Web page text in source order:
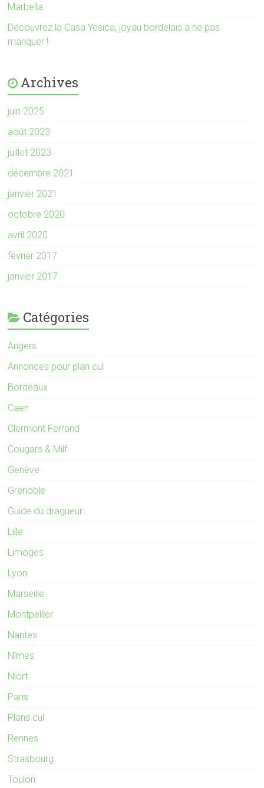
Marbella
Découvrez la Casa Yesica, joyau bordelais à ne pas
manquer !
Archives
juin 2025
août 2023
juillet 2023
décembre 2021
janvier 2021
octobre 2020
avril 2020
février 2017
janvier 2017
Catégories
Angers
Annonces pour plan cul
Bordeaux
Caen
Clermont Ferrand
Cougars & Milf
Genève
Grenoble
Guide du dragueur
Lille
Limoges
Lyon
Marseille
Montpellier
Nantes
Nîmes
Niort
Paris
Plans cul
Rennes
Strasbourg
Toulon